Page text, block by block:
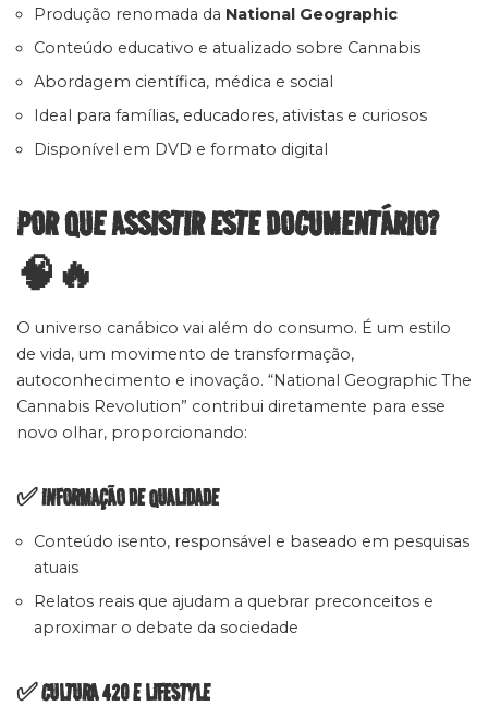
Produção renomada da National Geographic
Conteúdo educativo e atualizado sobre Cannabis
Abordagem científica, médica e social
Ideal para famílias, educadores, ativistas e curiosos
Disponível em DVD e formato digital
POR QUE ASSISTIR ESTE DOCUMENTÁRIO?
🧠🔥
O universo canábico vai além do consumo. É um estilo
de vida, um movimento de transformação,
autoconhecimento e inovação. “National Geographic The
Cannabis Revolution” contribui diretamente para esse
novo olhar, proporcionando:
✅ INFORMAÇÃO DE QUALIDADE
Conteúdo isento, responsável e baseado em pesquisas
atuais
Relatos reais que ajudam a quebrar preconceitos e
aproximar o debate da sociedade
✅ CULTURA 420 E LIFESTYLE